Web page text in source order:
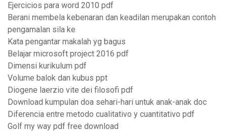
Ejercicios para word 2010 pdf
Berani membela kebenaran dan keadilan merupakan contoh
pengamalan sila ke
Kata pengantar makalah yg bagus
Belajar microsoft project 2016 pdf
Dimensi kurikulum pdf
Volume balok dan kubus ppt
Diogene laerzio vite dei filosofi pdf
Download kumpulan doa sehari-hari untuk anak-anak doc
Diferencia entre metodo cualitativo y cuantitativo pdf
Golf my way pdf free download